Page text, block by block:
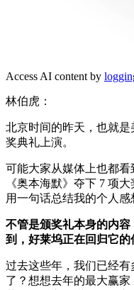
Access AI content by
林伯虎：
北京时间的昨天，也就
奖典礼上演。
可能大家从媒体上也都
《奥本海默》夺下 7 项
用一句话总结我的个人感
不管是颁奖礼本身的内
到，好莱坞正在回归它的
过去这些年，我们已经
了？想想去年的最大赢